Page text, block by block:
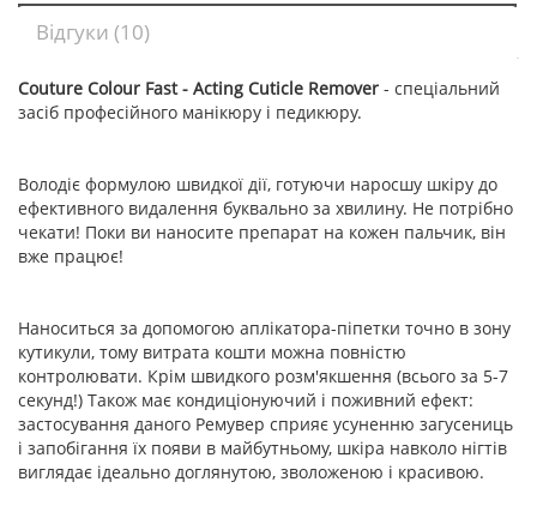
Відгуки (10)
Couture Colour Fast - Acting Cuticle Remover - спеціальний
засіб професійного манікюру і педикюру.
Володіє формулою швидкої дії, готуючи наросшу шкіру до
ефективного видалення буквально за хвилину. Не потрібно
чекати! Поки ви наносите препарат на кожен пальчик, він
вже працює!
Наноситься за допомогою аплікатора-піпетки точно в зону
кутикули, тому витрата кошти можна повністю
контролювати. Крім швидкого розм'якшення (всього за 5-7
секунд!) Також має кондиціонуючий і поживний ефект:
застосування даного Ремувер сприяє усуненню загусениць
і запобігання їх появи в майбутньому, шкіра навколо нігтів
виглядає ідеально доглянутою, зволоженою і красивою.